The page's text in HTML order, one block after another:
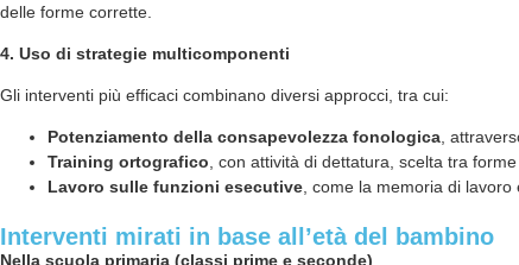
delle forme corrette.
4. Uso di strategie multicomponenti
Gli interventi più efficaci combinano diversi approcci, tra cui:
Potenziamento della consapevolezza fonologica ,
Training ortografico , con attività di dettatura, scelta tra
Lavoro sulle funzioni esecutive , come la memoria di
Interventi mirati in base all’età del bambino
Nella scuola primaria (classi prime e seconde)